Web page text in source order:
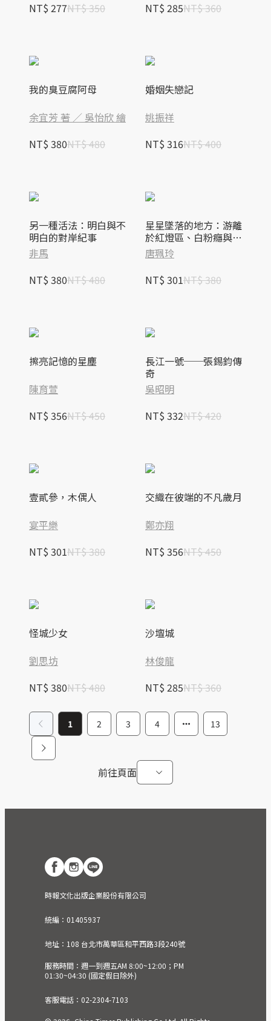
NT$ 277NT$ 350
NT$ 285NT$ 360
我的臭豆腐阿母
余宜芳 著 ／ 吳怡欣 繪
NT$ 380NT$ 480
婚姻失戀記
姚振祥
NT$ 316NT$ 400
另一種活法：明白與不
明白的對岸紀事
非馬
NT$ 380NT$ 480
星星墜落的地方：游離
於紅燈區、白粉癮與黑
牢獄的舞小姐活下來的
勇氣
唐珮玲
NT$ 301NT$ 380
擦亮記憶的星塵
陳育萱
NT$ 356NT$ 450
長江一號──張錫鈞傳
奇
吳昭明
NT$ 332NT$ 420
壹貳參，木偶人
宴平樂
NT$ 301NT$ 380
交織在彼端的不凡歲月
鄭亦翔
NT$ 356NT$ 450
怪城少女
劉思坊
NT$ 380NT$ 480
沙壇城
林俊龍
NT$ 285NT$ 360
1 2 3 4 13
前往頁面
時報文化出版企業股份有限公司
統編：01405937
地址：108 台北市萬華區和平西路3段240號
服務時間：週一到週五AM 8:00~12:00；PM
01:30~04:30 (國定假日除外)
客服電話：02-2304-7103